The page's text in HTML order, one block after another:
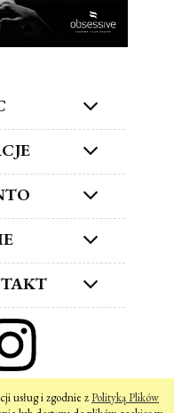
usług i zgodnie zPolityką Plików